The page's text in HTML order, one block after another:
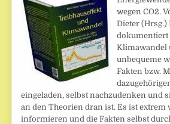
wegen CO2.
Dieter (Hrsg.)
dokumentiert
Klimawandel
unbequeme
Fakten bzw.
eingeladen, selbst nachzudenken und
an den Theorien dran ist. Es ist extrem
informieren und die Fakten selbst